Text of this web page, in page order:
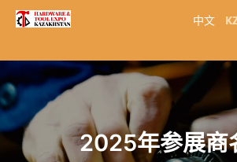
中文
2025年参展商